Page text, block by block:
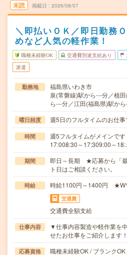
未読 掲載日 2026/08/07
＼即払いＯＫ／即日勤務
めなど人気の軽作業！
職種未経験OK 交通費別途支給あり
派遣
勤務地
福島県いわき市
泉(常磐線)駅から---分／植
ら---分／江田(福島県)駅か
曜日頻度 週5日のフルタイムのお仕事
時間
週5フルタイムがメインで
17:008:30～17:309:00～
期間
即日～長期 ★応募から「
ト日はご相談ください。
時給 時給1100円～1400円 ★W
交通費
交通費全額支給
仕事内容
▼仕事内容製造や軽作業を
せたお仕事をご紹介します
応募資格 職種未経験OK / ブランク